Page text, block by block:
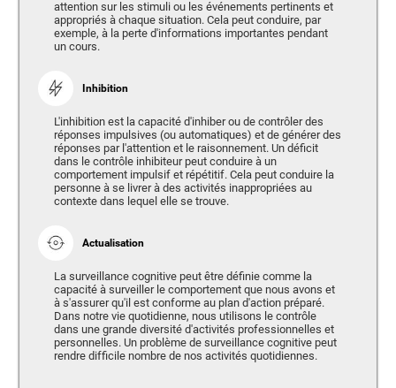
attention sur les stimuli ou les événements pertinents et
appropriés à chaque situation. Cela peut conduire, par
exemple, à la perte d'informations importantes pendant
un cours.
Inhibition
L'inhibition est la capacité d'inhiber ou de contrôler des
réponses impulsives (ou automatiques) et de générer des
réponses par l'attention et le raisonnement. Un déficit
dans le contrôle inhibiteur peut conduire à un
comportement impulsif et répétitif. Cela peut conduire la
personne à se livrer à des activités inappropriées au
contexte dans lequel elle se trouve.
Actualisation
La surveillance cognitive peut être définie comme la
capacité à surveiller le comportement que nous avons et
à s'assurer qu'il est conforme au plan d'action préparé.
Dans notre vie quotidienne, nous utilisons le contrôle
dans une grande diversité d'activités professionnelles et
personnelles. Un problème de surveillance cognitive peut
rendre difficile nombre de nos activités quotidiennes.